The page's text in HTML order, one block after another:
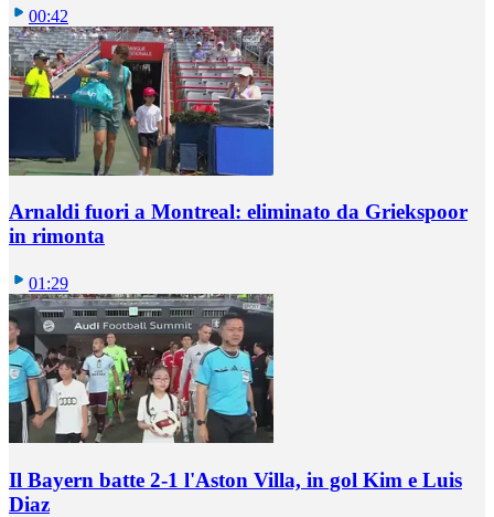
00:42
Arnaldi fuori a Montreal: eliminato da Griekspoor
in rimonta
01:29
Il Bayern batte 2-1 l'Aston Villa, in gol Kim e Luis
Diaz